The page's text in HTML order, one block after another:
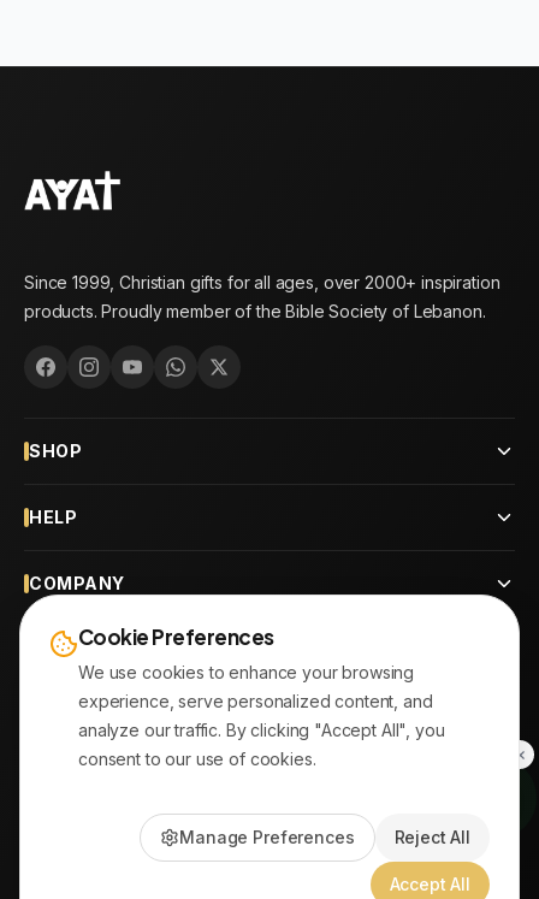
Since 1999, Christian gifts for all ages, over 2000+ inspiration
products. Proudly member of the Bible Society of Lebanon.
SHOP
HELP
COMPANY
CONTACT
OUR BRANCHES
© 2026AYATonline.com
PayPal • Stripe| DHL Express • Aramex
Cookie Preferences
We use cookies to enhance your browsing
experience, serve personalized content, and
analyze our traffic. By clicking "Accept All", you
consent to our use of cookies.
Manage Preferences Reject All
Accept All